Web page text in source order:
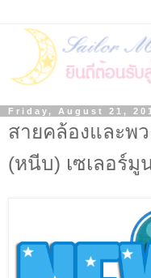
Friday, August 21,
สายคล้องและพ
(หนีบ) เซเลอร์มู